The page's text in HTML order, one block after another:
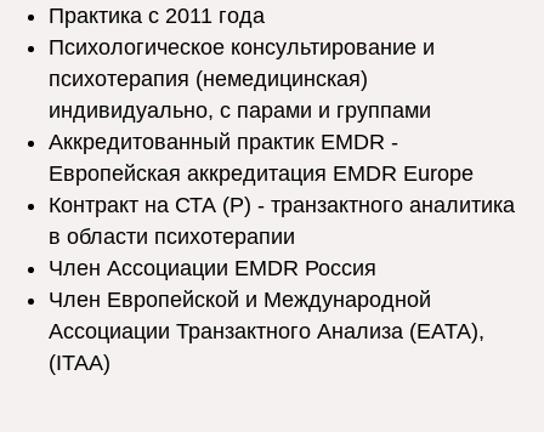
Практика с 2011 года
Психологическое консультирование и
психотерапия (немедицинская)
индивидуально, с парами и группами
Аккредитованный практик EMDR -
Европейская аккредитация EMDR Europe
Контракт на СТА (Р) - транзактного аналитика
в области психотерапии
Член Ассоциации EMDR Россия
Член Европейской и Международной
Ассоциации Транзактного Анализа (EATA),
(ITAA)